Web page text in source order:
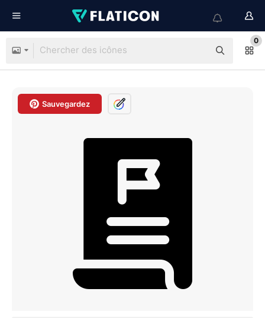
0
Sauvegardez